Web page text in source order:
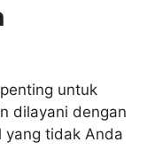
untuk
dilayani dengan
yang tidak Anda